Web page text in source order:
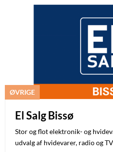
ØVRIGE
El Salg Bissø
Stor og flot elektronik- og
udvalg af hvidevarer, radio og